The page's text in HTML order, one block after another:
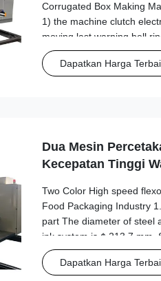
Corrugated Box Making
1) the machine clutch
moving last warning bell
Pneumatic interlocking
adopts frequency
Dapatkan Harga
Dua Mesin
Kecepatan Tinggi
Two Color High speed
Food Packaging Industry
part The diameter of steel
ink system is ¢ 213.7 mm.
repression reticulate, hard
correction, smooth
Dapatkan Harga